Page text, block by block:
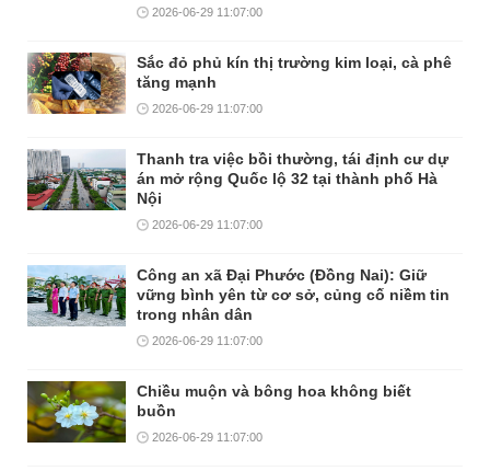
2026-06-29 11:07:00
Sắc đỏ phủ kín thị trường kim loại, cà phê
tăng mạnh
2026-06-29 11:07:00
Thanh tra việc bồi thường, tái định cư dự
án mở rộng Quốc lộ 32 tại thành phố Hà
Nội
2026-06-29 11:07:00
Công an xã Đại Phước (Đồng Nai): Giữ
vững bình yên từ cơ sở, củng cố niềm tin
trong nhân dân
2026-06-29 11:07:00
Chiều muộn và bông hoa không biết
buồn
2026-06-29 11:07:00